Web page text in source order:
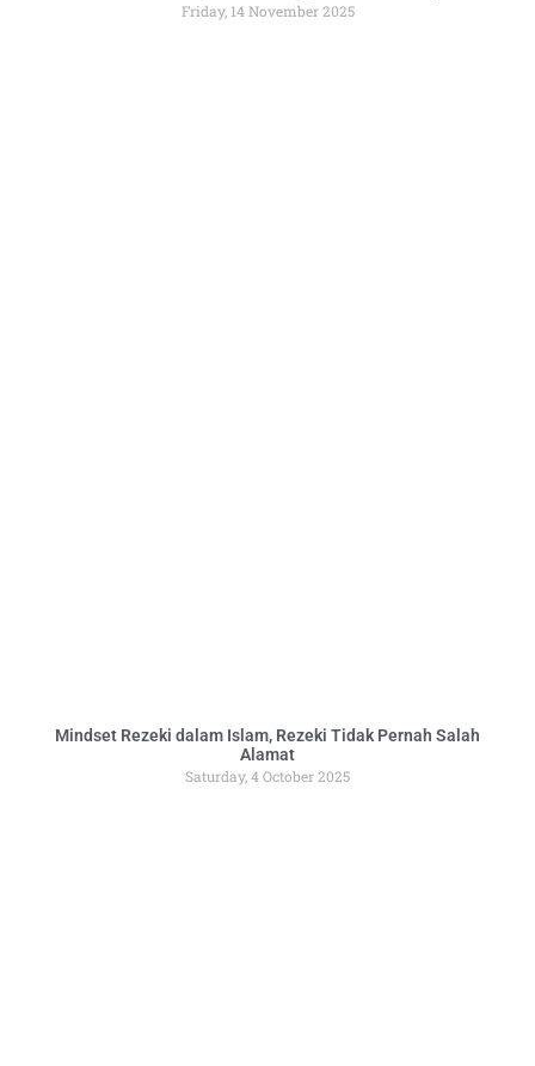
Friday, 14 November 2025
Mindset Rezeki dalam Islam, Rezeki Tidak Pernah Salah
Alamat
Saturday, 4 October 2025